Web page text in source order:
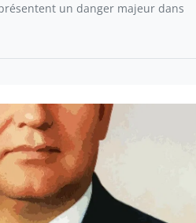
un danger majeur dans